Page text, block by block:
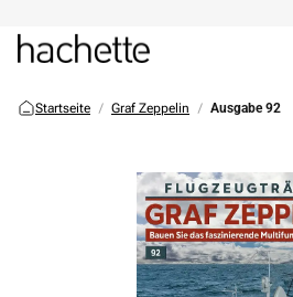
Startseite Graf Zeppelin Ausgabe 92